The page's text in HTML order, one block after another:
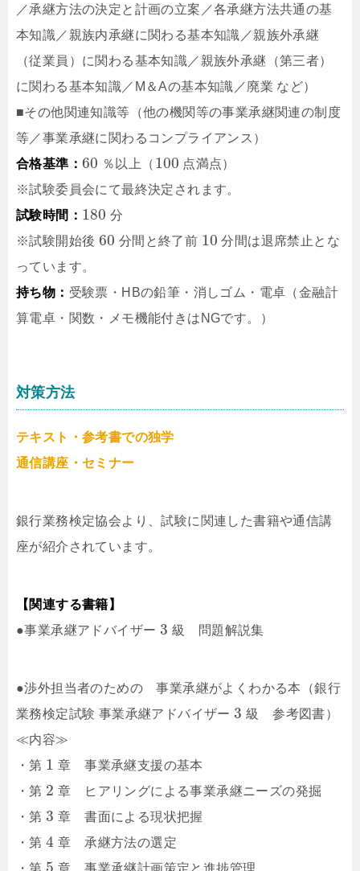
／承継方法の決定と計画の立案／各承継方法共通の基
本知識／親族内承継に関わる基本知識／親族外承継
（従業員）に関わる基本知識／親族外承継（第三者）
に関わる基本知識／M＆Aの基本知識／廃業 など）
■その他関連知識等（他の機関等の事業承継関連の制度
等／事業承継に関わるコンプライアンス）
合格基準： 60 ％以上（ 100 点満点）
※試験委員会にて最終決定されます。
試験時間： 180 分
※試験開始後 60 分間と終了前 10 分間は退席禁止とな
っています。
持ち物： 受験票・HBの鉛筆・消しゴム・電卓（金融計
算電卓・関数・メモ機能付きはNGです。）
対策方法
テキスト・参考書での独学
通信講座・セミナー
銀行業務検定協会より、試験に関連した書籍や通信講
座が紹介されています。
【関連する書籍】
●事業承継アドバイザー 3 級 問題解説集
●渉外担当者のための 事業承継がよくわかる本（銀行
業務検定試験 事業承継アドバイザー 3 級 参考図書）
≪内容≫
・第 1 章 事業承継支援の基本
・第 2 章 ヒアリングによる事業承継ニーズの発掘
・第 3 章 書面による現状把握
・第4 章 承継方法の選定
・第
章 事業承継計画策定と進捗管理